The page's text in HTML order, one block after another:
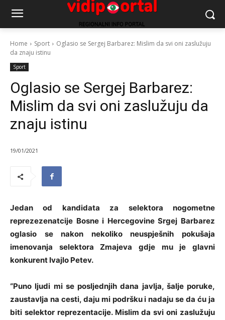
Home Sport
Oglasio se Sergej Barbarez: Mislim da svi oni zaslužuju
da znaju istinu
Sport
Oglasio se Sergej Barbarez:
Mislim da svi oni zaslužuju da
znaju istinu
19/01/2021
Jedan od kandidata za selektora nogometne
reprezezenatcije Bosne i Hercegovine Srgej Barbarez
oglasio se nakon nekoliko neuspješnih pokušaja
imenovanja selektora Zmajeva gdje mu je glavni
konkurent Ivajlo Petev.
“Puno ljudi mi se posljednjih dana javlja, šalje poruke,
zaustavlja na cesti, daju mi podršku i nadaju se da ću ja
biti selektor reprezentacije. Mislim da svi oni zaslužuju